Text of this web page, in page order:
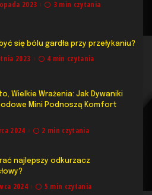
2023 3 min czytania
się bólu gardła przy przełykaniu?
2023 4 min czytania
Wielkie Wrażenia: Jak Dywaniki
Mini Podnoszą Komfort
2024 2 min czytania
najlepszy odkurzacz
2024 5 min czytania